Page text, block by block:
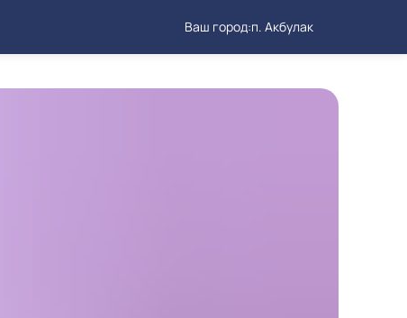
Ваш город:п. Акбулак